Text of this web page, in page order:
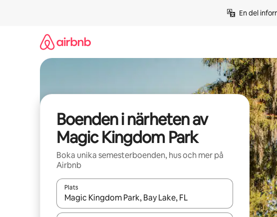
En del
Boenden i närheten av
Magic Kingdom Park
Boka unika semesterboenden, hus och mer på
Airbnb
Plats
När resultaten är tillgängliga kan du navigera med upp- och